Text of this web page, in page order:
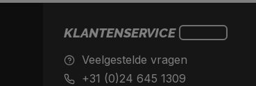
KLANTENSERVICE
Veelgestelde vragen
+31 (0)24 645 1309